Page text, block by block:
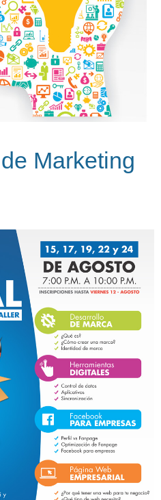
Marketing